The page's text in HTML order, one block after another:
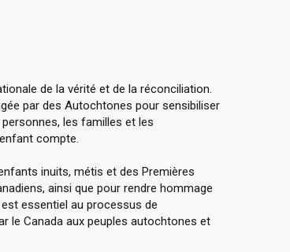
de la vérité et de la réconciliation.
par des Autochtones pour sensibiliser
les familles et les
compte.
inuits, métis et des Premières
ainsi que pour rendre hommage
essentiel au processus de
le Canada aux peuples autochtones et